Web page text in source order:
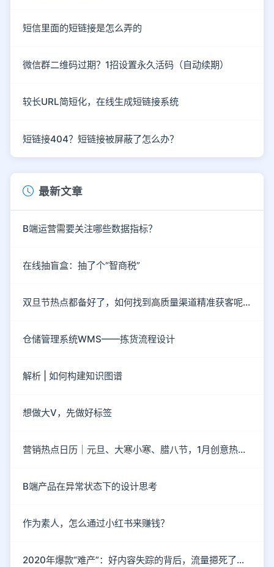
短信里面的短链接是怎么弄的
微信群二维码过期？1招设置永久活码（自动续期）
较长URL简短化，在线生成短链接系统
短链接404？短链接被屏蔽了怎么办？
最新文章
B端运营需要关注哪些数据指标？
在线抽盲盒：抽了个“智商税”
双旦节热点都备好了，如何找到高质量渠道精准获客呢？
仓储管理系统WMS——拣货流程设计
解析 | 如何构建知识图谱
想做大V，先做好标签
营销热点日历｜元旦、大寒小寒、腊八节，1月创意热点都在这
B端产品在异常状态下的设计思考
作为素人，怎么通过小红书来赚钱？
2020年爆款“难产”：好内容失踪的背后，流量摁死了内容